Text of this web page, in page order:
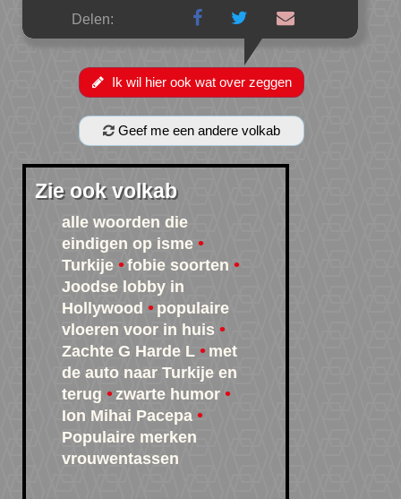
Delen:
Ik wil hier ook wat over zeggen
Geef me een andere volkab
Zie ook volkab
alle woorden die
eindigen op isme
Turkije
fobie soorten
Joodse lobby in
Hollywood
populaire
vloeren voor in huis
Zachte G Harde L
met
de auto naar Turkije en
terug
zwarte humor
Ion Mihai Pacepa
Populaire merken
vrouwentassen